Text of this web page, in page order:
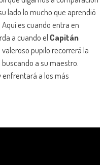
lado lo mucho que aprendió
es cuando entra en
a cuando el Capitán
pupilo recorrerá la
a su maestro.
enfrentará a los más